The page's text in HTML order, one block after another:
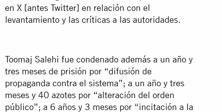
en X [antes Twitter] en relación con el
levantamiento y las críticas a las autoridades.
Toomaj Salehi fue condenado además a un año y
tres meses de prisión por “difusión de
propaganda contra el sistema”; a un año y tres
meses y 40 azotes por “alteración del orden
público”; a 6 años y 3 meses por “incitación a la